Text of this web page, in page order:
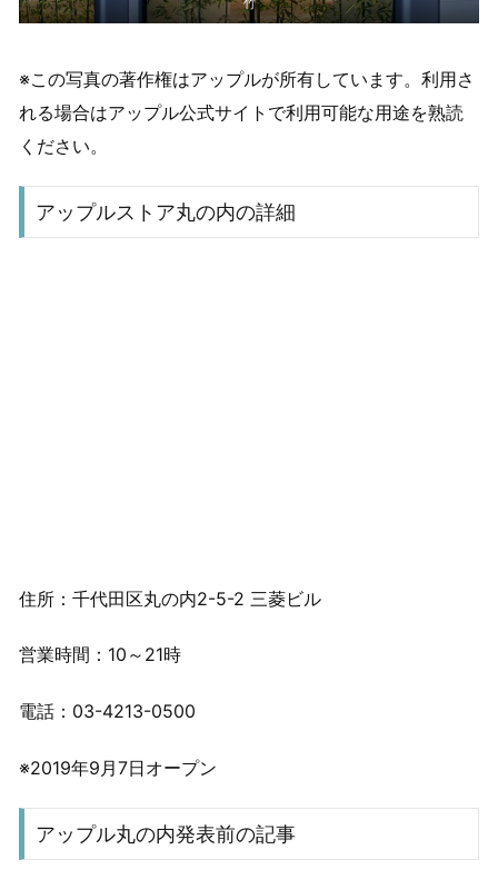
※この写真の著作権はアップルが所有しています。利用さ
れる場合はアップル公式サイトで利用可能な用途を熟読
ください。
アップルストア丸の内の詳細
住所：千代田区丸の内2-5-2 三菱ビル
営業時間：10～21時
電話：03-4213-0500
※2019年9月7日オープン
アップル丸の内発表前の記事